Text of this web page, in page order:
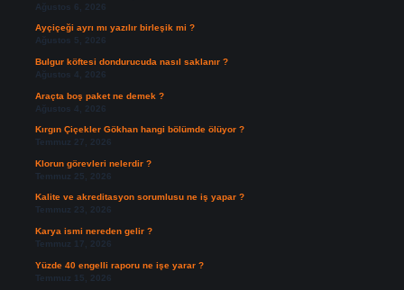
Ağustos 6, 2026
Ayçiçeği ayrı mı yazılır birleşik mi ?
Ağustos 5, 2026
Bulgur köftesi dondurucuda nasıl saklanır ?
Ağustos 4, 2026
Araçta boş paket ne demek ?
Ağustos 4, 2026
Kırgın Çiçekler Gökhan hangi bölümde ölüyor ?
Temmuz 27, 2026
Klorun görevleri nelerdir ?
Temmuz 25, 2026
Kalite ve akreditasyon sorumlusu ne iş yapar ?
Temmuz 23, 2026
Karya ismi nereden gelir ?
Temmuz 17, 2026
Yüzde 40 engelli raporu ne işe yarar ?
Temmuz 15, 2026